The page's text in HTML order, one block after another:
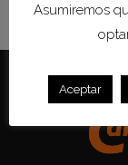
Asumiremos
Aceptar